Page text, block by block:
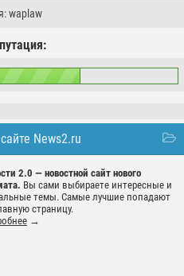
waplaw
News2.ru
2.0 — новостной сайт нового
Вы сами выбираете интересные и
темы. Самые лучшие попадают
страницу.
→